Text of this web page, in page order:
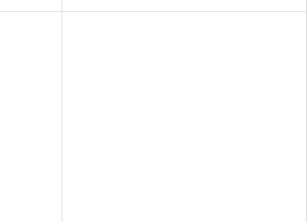
vetranými panelmi za kolenami